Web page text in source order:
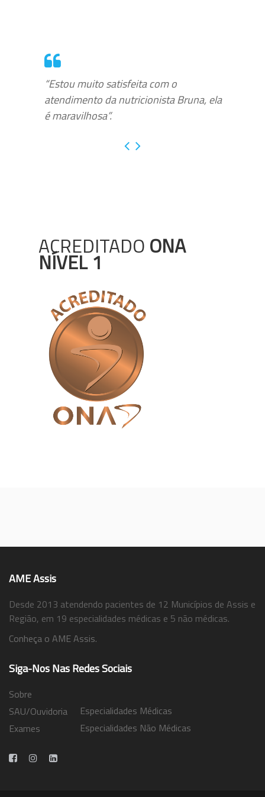
“Estou muito satisfeita com o
atendimento da nutricionista Bruna, ela
é maravilhosa”.
ACREDITADO ONA
NÍVEL 1
AME Assis
Desde 2013 atendendo pacientes de 12 Municípios de Assis e
Região, em 19 especialidades médicas e 5 não médicas.
Conheça o AME Assis.
Siga-Nos Nas Redes Sociais
Sobre
SAU/Ouvidoria
Exames
Especialidades Médicas
Especialidades Não Médicas